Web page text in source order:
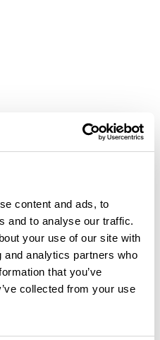
content and ads, to
and to analyse our traffic.
your use of our site with
analytics partners who
that you’ve
collected from your use
un avis
110,2 km à proximité de